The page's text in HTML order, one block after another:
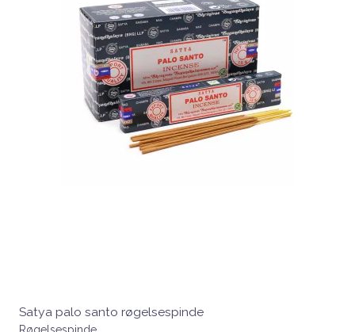
Satya palo santo røgelsespinde